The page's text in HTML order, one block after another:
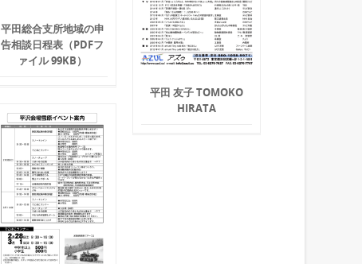
平田総合支所地域の申
告相談日程表（PDFフ
ァイル 99KB）
平田 友子 TOMOKO
HIRATA